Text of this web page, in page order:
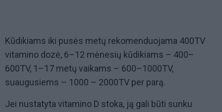
Kūdikiams iki pusės metų rekomenduojama 400TV
vitamino dozė, 6–12 mėnesių kūdikiams – 400–
600TV, 1–17 metų vaikams – 600–1000TV,
suaugusiems – 1000 – 2000TV per parą.
Jei nustatyta vitamino D stoka, ją gali būti sunku